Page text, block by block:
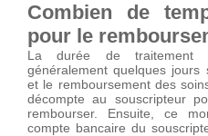
Combien de
pour le
La durée de traitement
généralement quelques jours
et le remboursement des
décompte au souscripteur
rembourser. Ensuite, ce
compte bancaire du